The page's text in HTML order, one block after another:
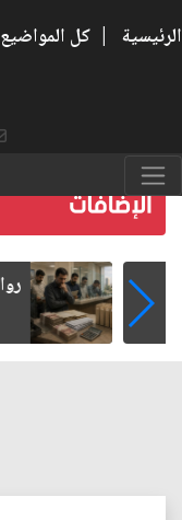
الرئيسية | كل المواضيع
رواتب